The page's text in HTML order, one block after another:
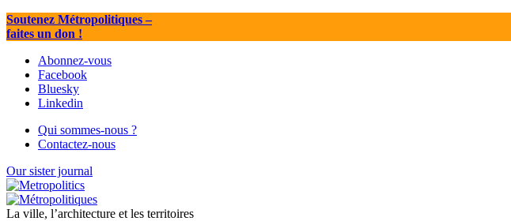
Soutenez Métropolitiques–
faites un don !
Abonnez-vous
Facebook
Bluesky
Linkedin
Qui sommes-nous ?
Contactez-nous
Our sister journal
La ville, l’architecture et les territoires